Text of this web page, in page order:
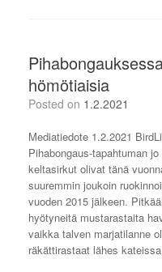
hömötiaisia
Posted on 1.2.2021
Mediatiedote 1.2.2021
Pihabongaus-tapahtuman
keltasirkut olivat tänä
suuremmin joukoin
vuoden 2015 jälkeen.
hyötyneitä mustarastaita
vaikka talven marjatilanne
räkättirastaat lähes